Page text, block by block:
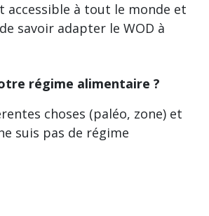
accessible à tout le monde et
savoir adapter le WOD à
régime alimentaire ?
choses (paléo, zone) et
suis pas de régime